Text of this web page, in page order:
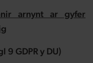
arnynt ar gyfer
9 GDPR y DU)